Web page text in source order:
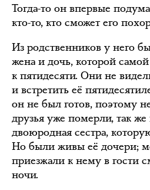
Тогда-то он впервые
кто-то, кто сможет его
Из родственников у него
жена и дочь, которой
к пятидесяти. Они не
и встретить её
он не был готов, поэтому
друзья уже померли, так же
двоюродная сестра,
Но были живы её дочери;
приезжали к нему в гости
ночи.